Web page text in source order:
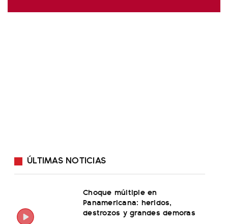
ÚLTIMAS NOTICIAS
Choque múltiple en
Panamericana: heridos,
destrozos y grandes demoras